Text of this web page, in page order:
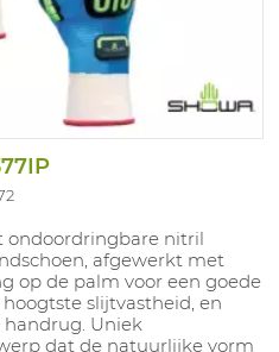
ondoordringbare nitril
afgewerkt met
op de palm voor een goede
slijtvastheid, en
Uniek
dat de natuurlijke vorm